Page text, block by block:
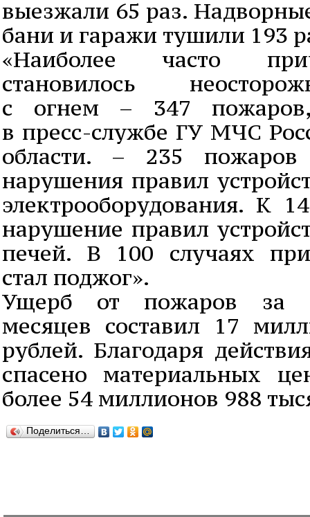
выезжали 65 раз.
бани и гаражи тушили 193
«Наиболее часто
становилось
с огнем – 347
в пресс-службе ГУ МЧС
области. – 235
нарушения правил
электрооборудования. К
нарушение правил
печей. В 100 случаях
стал поджог».
Ущерб от пожаров за
месяцев составил 17
рублей. Благодаря
спасено материальных
более 54 миллионов 988
Поделиться…